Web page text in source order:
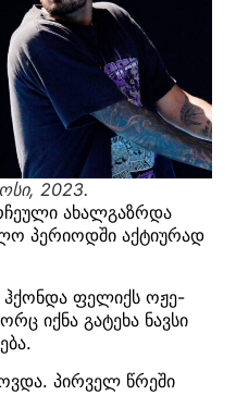
, 2023.
ახალგაზრდა
პერიოდში აქტიურად
ჰქონდა ფელიქს ოჟე-
იქნა გატეხა ნავსი
პირველ წრეში